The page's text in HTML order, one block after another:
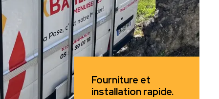
Fourniture et
installation rapide.